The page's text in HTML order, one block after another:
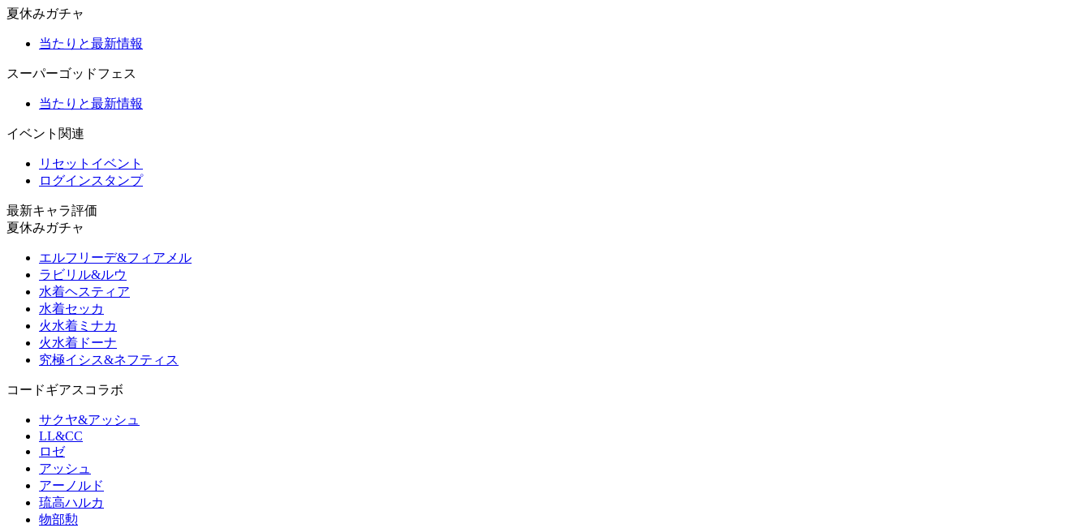
夏休みガチャ
当たりと最新情報
スーパーゴッドフェス
当たりと最新情報
イベント関連
リセットイベント
ログインスタンプ
最新キャラ評価
夏休みガチャ
エルフリーデ&フィアメル
ラビリル&ルウ
水着ヘスティア
水着セッカ
火水着ミナカ
火水着ドーナ
究極イシス&ネフティス
コードギアスコラボ
サクヤ&アッシュ
LL&CC
ロゼ
アッシュ
アーノルド
琉高ハルカ
物部勲